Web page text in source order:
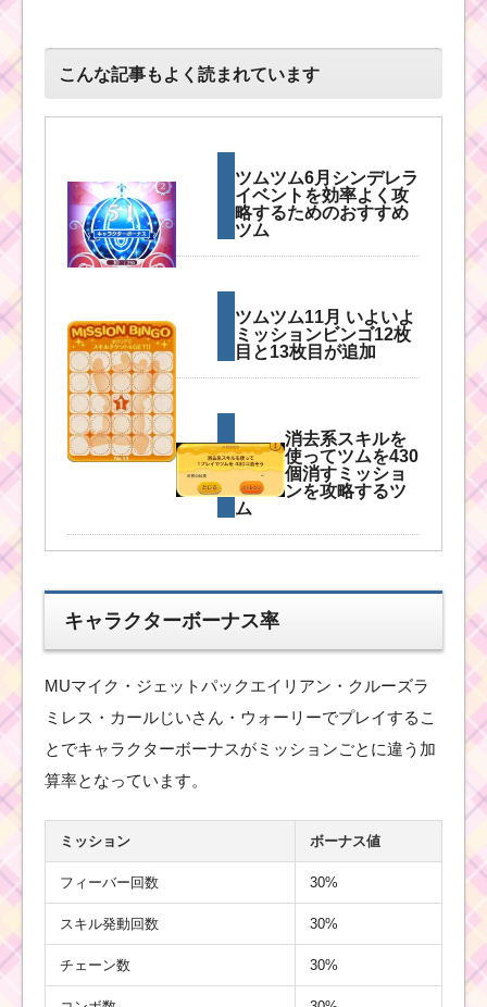
こんな記事もよく読まれています
ツムツム6月シンデレラ
イベントを効率よく攻
略するためのおすすめ
ツム
ツムツム11月 いよいよ
ミッションビンゴ12枚
目と13枚目が追加
消去系スキルを
使ってツムを430
個消すミッショ
ンを攻略するツ
ム
1プレイで口の見えるツ
ムを190個消すミッシ
ョンを攻略するキャラ
ツムツム4月ヴィランズ
マレドラマップの攻略
夏のイベント
「海の仲間をさ
がそう！」全ミ
ッションと報酬
一覧
キャラクターボーナス率
MUマイク・ジェットパックエイリアン・クルーズラ
ミレス・カールじいさん・ウォーリーでプレイするこ
とでキャラクターボーナスがミッションごとに違う加
算率となっています。
ミッション ボーナス値
フィーバー回数 30%
スキル発動回数 30%
チェーン数 30%